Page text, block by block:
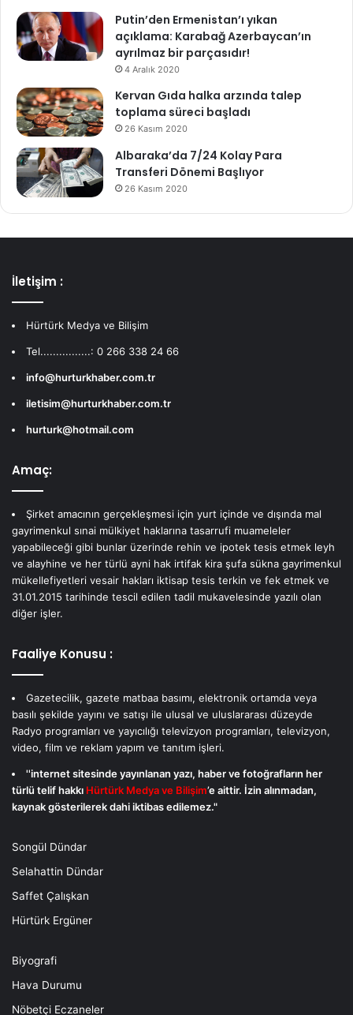
Putin’den Ermenistan’ı yıkan
açıklama: Karabağ Azerbaycan’ın
ayrılmaz bir parçasıdır!
4 Aralık 2020
Kervan Gıda halka arzında talep
toplama süreci başladı
26 Kasım 2020
Albaraka’da 7/24 Kolay Para
Transferi Dönemi Başlıyor
26 Kasım 2020
İletişim :
Hürtürk Medya ve Bilişim
Tel................: 0 266 338 24 66
info@hurturkhaber.com.tr
iletisim@hurturkhaber.com.tr
hurturk@hotmail.com
Amaç:
Şirket amacının gerçekleşmesi için yurt içinde ve dışında mal
gayrimenkul sınai mülkiyet haklarına tasarrufi muameleler
yapabileceği gibi bunlar üzerinde rehin ve ipotek tesis etmek leyh
ve alayhine ve her türlü ayni hak irtifak kira şufa sükna gayrimenkul
mükellefiyetleri vesair hakları iktisap tesis terkin ve fek etmek ve
31.01.2015 tarihinde tescil edilen tadil mukavelesinde yazılı olan
diğer işler.
Faaliye Konusu :
Gazetecilik, gazete matbaa basımı, elektronik ortamda veya
basılı şekilde yayını ve satışı ile ulusal ve uluslararası düzeyde
Radyo programları ve yayıcılığı televizyon programları, televizyon,
video, film ve reklam yapım ve tanıtım işleri.
''internet sitesinde yayınlanan yazı, haber ve fotoğrafların her
türlü telif hakkı Hürtürk Medya ve Bilişim’e aittir. İzin alınmadan,
kaynak gösterilerek dahi iktibas edilemez."
Songül Dündar
Selahattin Dündar
Saffet Çalışkan
Hürtürk Ergüner
Biyografi
Hava Durumu
Nöbetçi Eczaneler